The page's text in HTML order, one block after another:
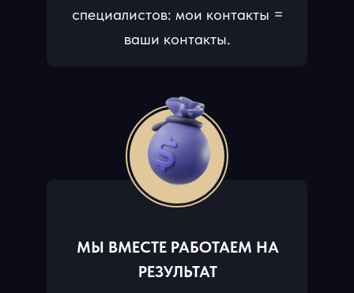
специалистов: мои контакты =
ваши контакты.
МЫ ВМЕСТЕ РАБОТАЕМ НА
РЕЗУЛЬТАТ